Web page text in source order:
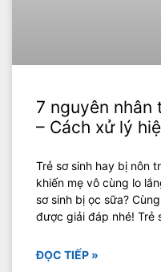
7 nguyên nhân
– Cách xử lý
Trẻ sơ sinh hay bị nôn
khiến mẹ vô cùng lo
sơ sinh bị ọc sữa?
được giải đáp nhé! Trẻ
ĐỌC TIẾP »